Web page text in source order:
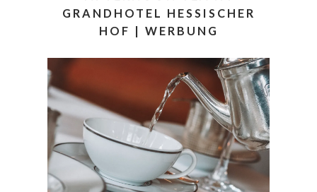
GRANDHOTEL HESSISCHER
HOF | WERBUNG